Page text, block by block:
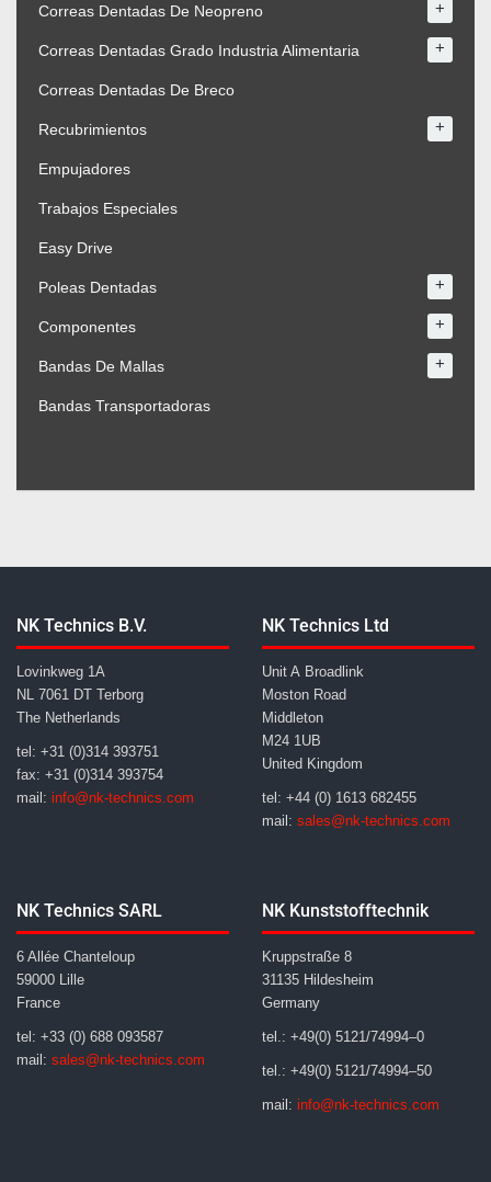
Correas Dentadas De Neopreno +
Correas Dentadas Grado Industria Alimentaria +
Correas Dentadas De Breco
Recubrimientos +
Empujadores
Trabajos Especiales
Easy Drive
Poleas Dentadas +
Componentes +
Bandas De Mallas +
Bandas Transportadoras
NK Technics B.V.
Lovinkweg 1A
NL 7061 DT Terborg
The Netherlands
tel: +31 (0)314 393751
fax: +31 (0)314 393754
mail: info@nk-technics.com
NK Technics Ltd
Unit A Broadlink
Moston Road
Middleton
M24 1UB
United Kingdom
tel: +44 (0) 1613 682455
mail: sales@nk-technics.com
NK Technics SARL
6 Allée Chanteloup
59000 Lille
France
tel: +33 (0) 688 093587
mail: sales@nk-technics.com
NK Kunststofftechnik
Kruppstraße 8
31135 Hildesheim
Germany
tel.: +49(0) 5121/74994–0
tel.: +49(0) 5121/74994–50
mail: info@nk-technics.com